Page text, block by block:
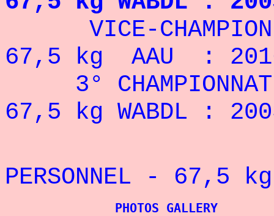
VICE-
67,5 kg AAU :
3°
67,5 kg WABDL :
PERSONNEL - 67,5
PHOTOS GALLERY